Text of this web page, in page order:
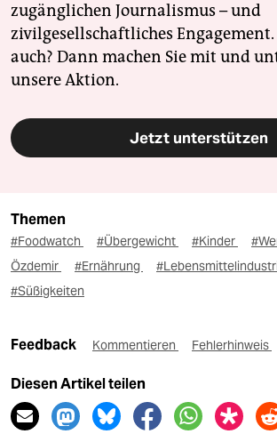
zugänglichen Journalismus – und
zivilgesellschaftliches Engagement.
auch? Dann machen Sie mit und
unsere Aktion.
Jetzt unterstützen
Themen
#Foodwatch #Übergewicht #Kinder
Özdemir
#Ernährung
#Süßigkeiten
Feedback Kommentieren Fehlerhinweis
Diesen Artikel teilen